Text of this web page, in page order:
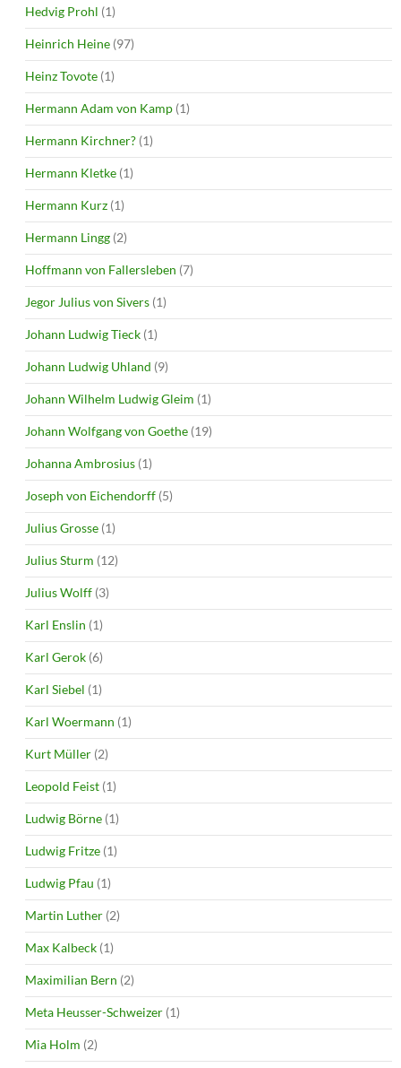
Hedvig Prohl (1)
Heinrich Heine (97)
Heinz Tovote (1)
Hermann Adam von Kamp (1)
Hermann Kirchner? (1)
Hermann Kletke (1)
Hermann Kurz (1)
Hermann Lingg (2)
Hoffmann von Fallersleben (7)
Jegor Julius von Sivers (1)
Johann Ludwig Tieck (1)
Johann Ludwig Uhland (9)
Johann Wilhelm Ludwig Gleim (1)
Johann Wolfgang von Goethe (19)
Johanna Ambrosius (1)
Joseph von Eichendorff (5)
Julius Grosse (1)
Julius Sturm (12)
Julius Wolff (3)
Karl Enslin (1)
Karl Gerok (6)
Karl Siebel (1)
Karl Woermann (1)
Kurt Müller (2)
Leopold Feist (1)
Ludwig Börne (1)
Ludwig Fritze (1)
Ludwig Pfau (1)
Martin Luther (2)
Max Kalbeck (1)
Maximilian Bern (2)
Meta Heusser-Schweizer (1)
Mia Holm (2)